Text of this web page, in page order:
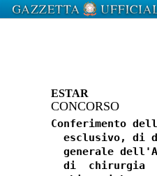
ESTAR
CONCORSO
Conferimento
esclusivo, di
generale
di  chirurgia